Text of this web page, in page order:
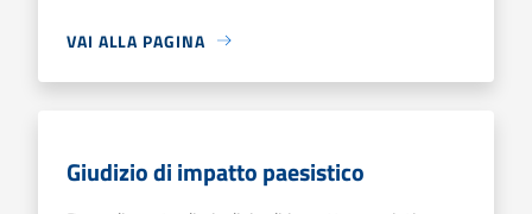
VAI ALLA PAGINA
Giudizio di impatto paesistico